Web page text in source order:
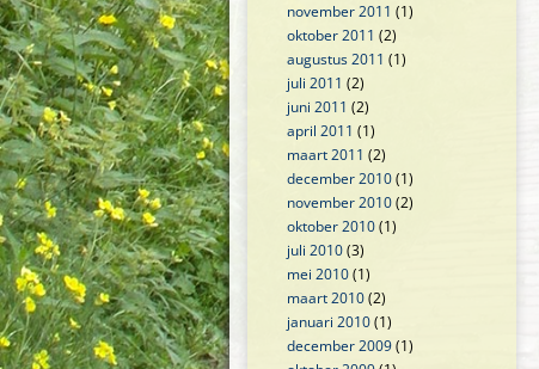
november 2011 (1)
oktober 2011 (2)
augustus 2011 (1)
juli 2011 (2)
juni 2011 (2)
april 2011 (1)
maart 2011 (2)
december 2010(1)
november 2010(2)
oktober 2010(1)
juli 2010(3)
mei 2010(1)
maart 2010(2)
januari 2010(1)
december 2009(1)